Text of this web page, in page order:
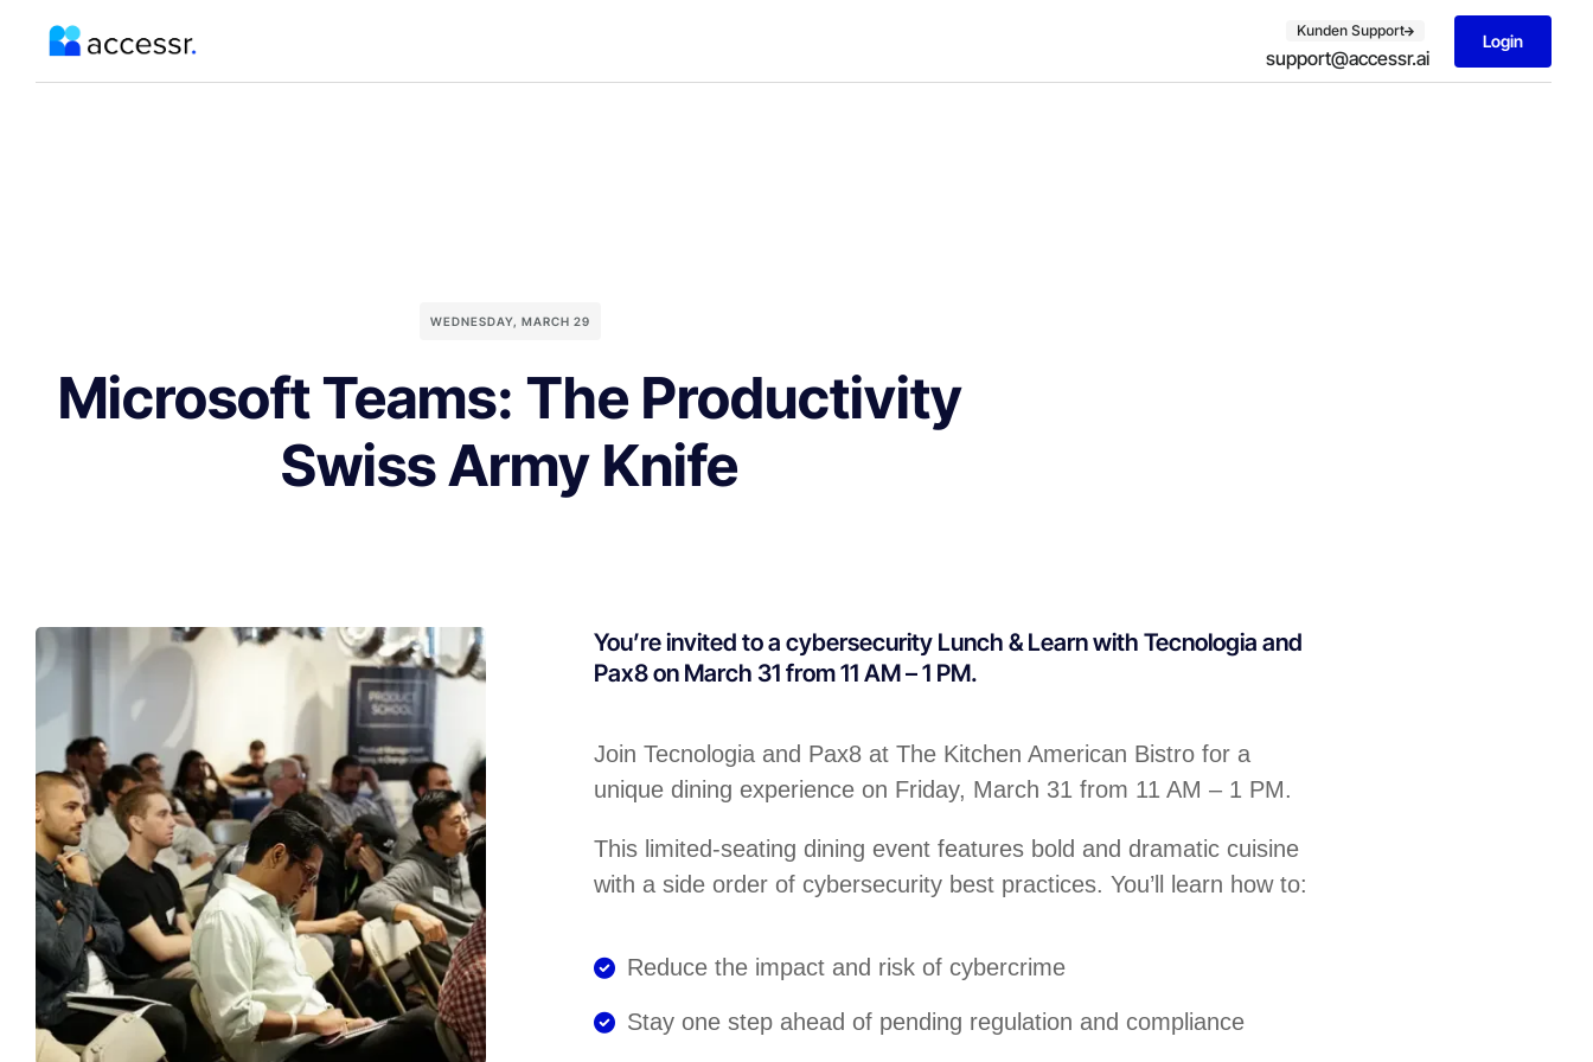
Kunden Support
support@accessr.ai
Login
WEDNESDAY, MARCH 29
Microsoft Teams: The Productivity
Swiss Army Knife
You’re invited to a cybersecurity Lunch & Learn with Tecnologia and
Pax8 on March 31 from 11 AM – 1 PM.
Join Tecnologia and Pax8 at The Kitchen American Bistro for a
unique dining experience on Friday, March 31 from 11 AM – 1 PM.
This limited-seating dining event features bold and dramatic cuisine
with a side order of cybersecurity best practices. You’ll learn how to:
Reduce the impact and risk of cybercrime
Stay one step ahead of pending regulation and compliance